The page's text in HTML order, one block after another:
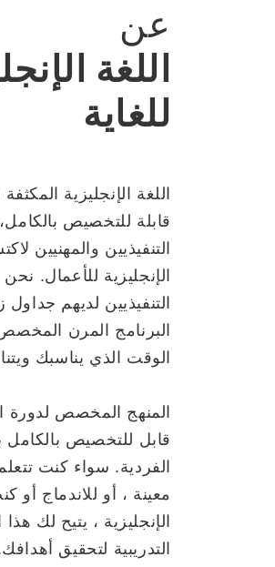
عن
اللغة
للغاية
اللغة الإنجليزية
قابلة للتخصيص
التنفيذيين والمهنيين
الإنجليزية للأعمال.
التنفيذيين لديهم
البرنامج المرن
الوقت الذي يناسبك
المنهج المخصص لدورة
قابل للتخصيص بالكامل
الفردية. سواء كنت
معينة ، أو للاندماج
الإنجليزية ، يتيح لك
التدريبية لتحقيق